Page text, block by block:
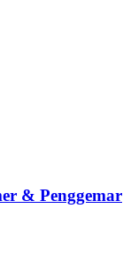
& Penggemar